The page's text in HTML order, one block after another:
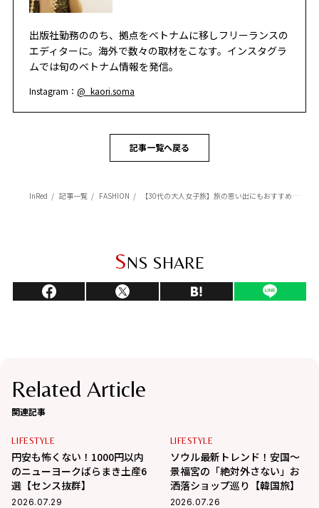
出版社勤務ののち、拠点をベトナムに移しフリーランスの
エディターに。海外で数々の取材をこなす。インスタグラ
ムでは旬のベトナム情報を発信。
Instagram：@_kaori.soma
記事一覧へ戻る
InRed 記事一覧 FASHION 【30代の大人女子旅】旅の思い出にもおすすめ！ミラノにも出店するベトナムジュエリー。現地在住の編集ライター相馬の海外生活 in ベトナム
SNS SHARE
Related Article
関連記事
LIFESTYLE
円安も怖くない！1000円以内
のニューヨークばらまき土産6
選【センス抜群】
2026.07.29
LIFESTYLE
ソウル最新トレンド！安国〜
景福宮の「絶対外さない」お
洒落ショップ巡り【韓国旅】
2026.07.26